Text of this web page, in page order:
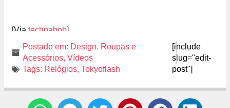
[Via technabob]
Postado em: Design, Roupas e
Acessórios, Vídeos
Tags: Relógios, Tokyoflash
[include
slug="edit-
post"]